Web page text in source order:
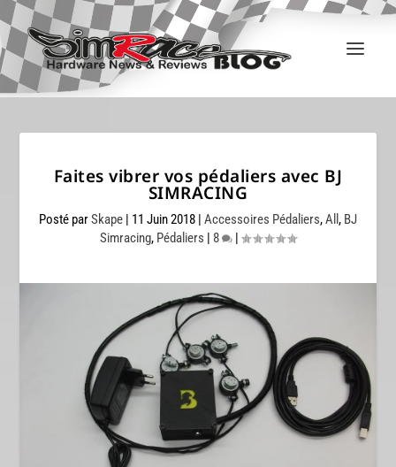
Faites vibrer vos pédaliers avec BJ
SIMRACING
Posté parSkape | 11 Juin 2018 | Accessoires Pédaliers,All , BJ
Simracing, Pédaliers | 8 |